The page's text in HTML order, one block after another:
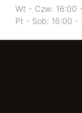
Wt - Czw: 16:00
Pt - Sob: 16:00 -